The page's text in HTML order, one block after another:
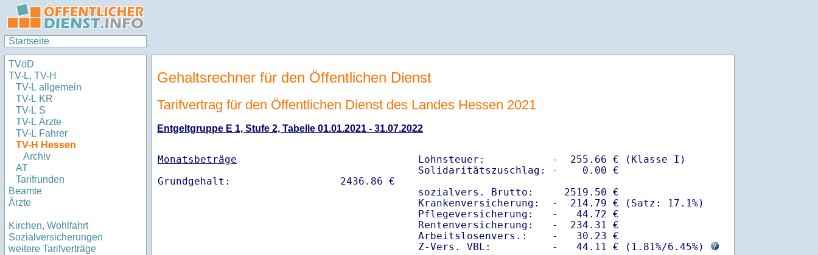
Startseite
TVöD
TV-L, TV-H
TV-L allgemein
TV-L KR
TV-L S
TV-L Ärzte
TV-L Fahrer
TV-H Hessen
Archiv
AT
Tarifrunden
Beamte
Ärzte
Kirchen, Wohlfahrt
Sozialversicherungen
weitere Tarifverträge
Gehaltsrechner für den Öffentlichen Dienst
Tarifvertrag für den Öffentlichen Dienst des Landes Hessen 2021
Entgeltgruppe E 1, Stufe 2, Tabelle 01.01.2021 - 31.07.2022
Monatsbeträge
Lohnsteuer:           -  255.66 € (Klasse I)
Solidaritätszuschlag: -    0.00 €
sozialvers. Brutto:     2519.50 €
Krankenversicherung:  -  214.79 € (Satz: 17.1%)
Pflegeversicherung:   -   44.72 €
Rentenversicherung:   -  234.31 €
Arbeitslosenvers.:    -   30.23 €
Z-Vers. VBL:          -   44.11 € ( 1.81%/6.45%)